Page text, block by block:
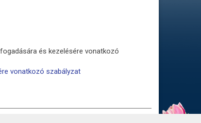
és kezelésére vonatkozó
vonatkozó szabályzat